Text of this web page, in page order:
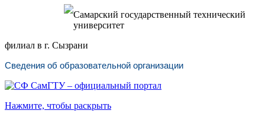
Самарский государственный технический
университет
филиал в г. Сызрани
Сведения об образовательной организации
Нажмите, чтобы раскрыть